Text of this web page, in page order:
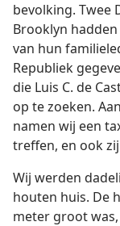
bevolking. Twee
Brooklyn
van hun
Republiek
die Luis C. de
op te zoeken.
namen wij een
treffen, en ook
Wij werden
houten huis. De
meter groot